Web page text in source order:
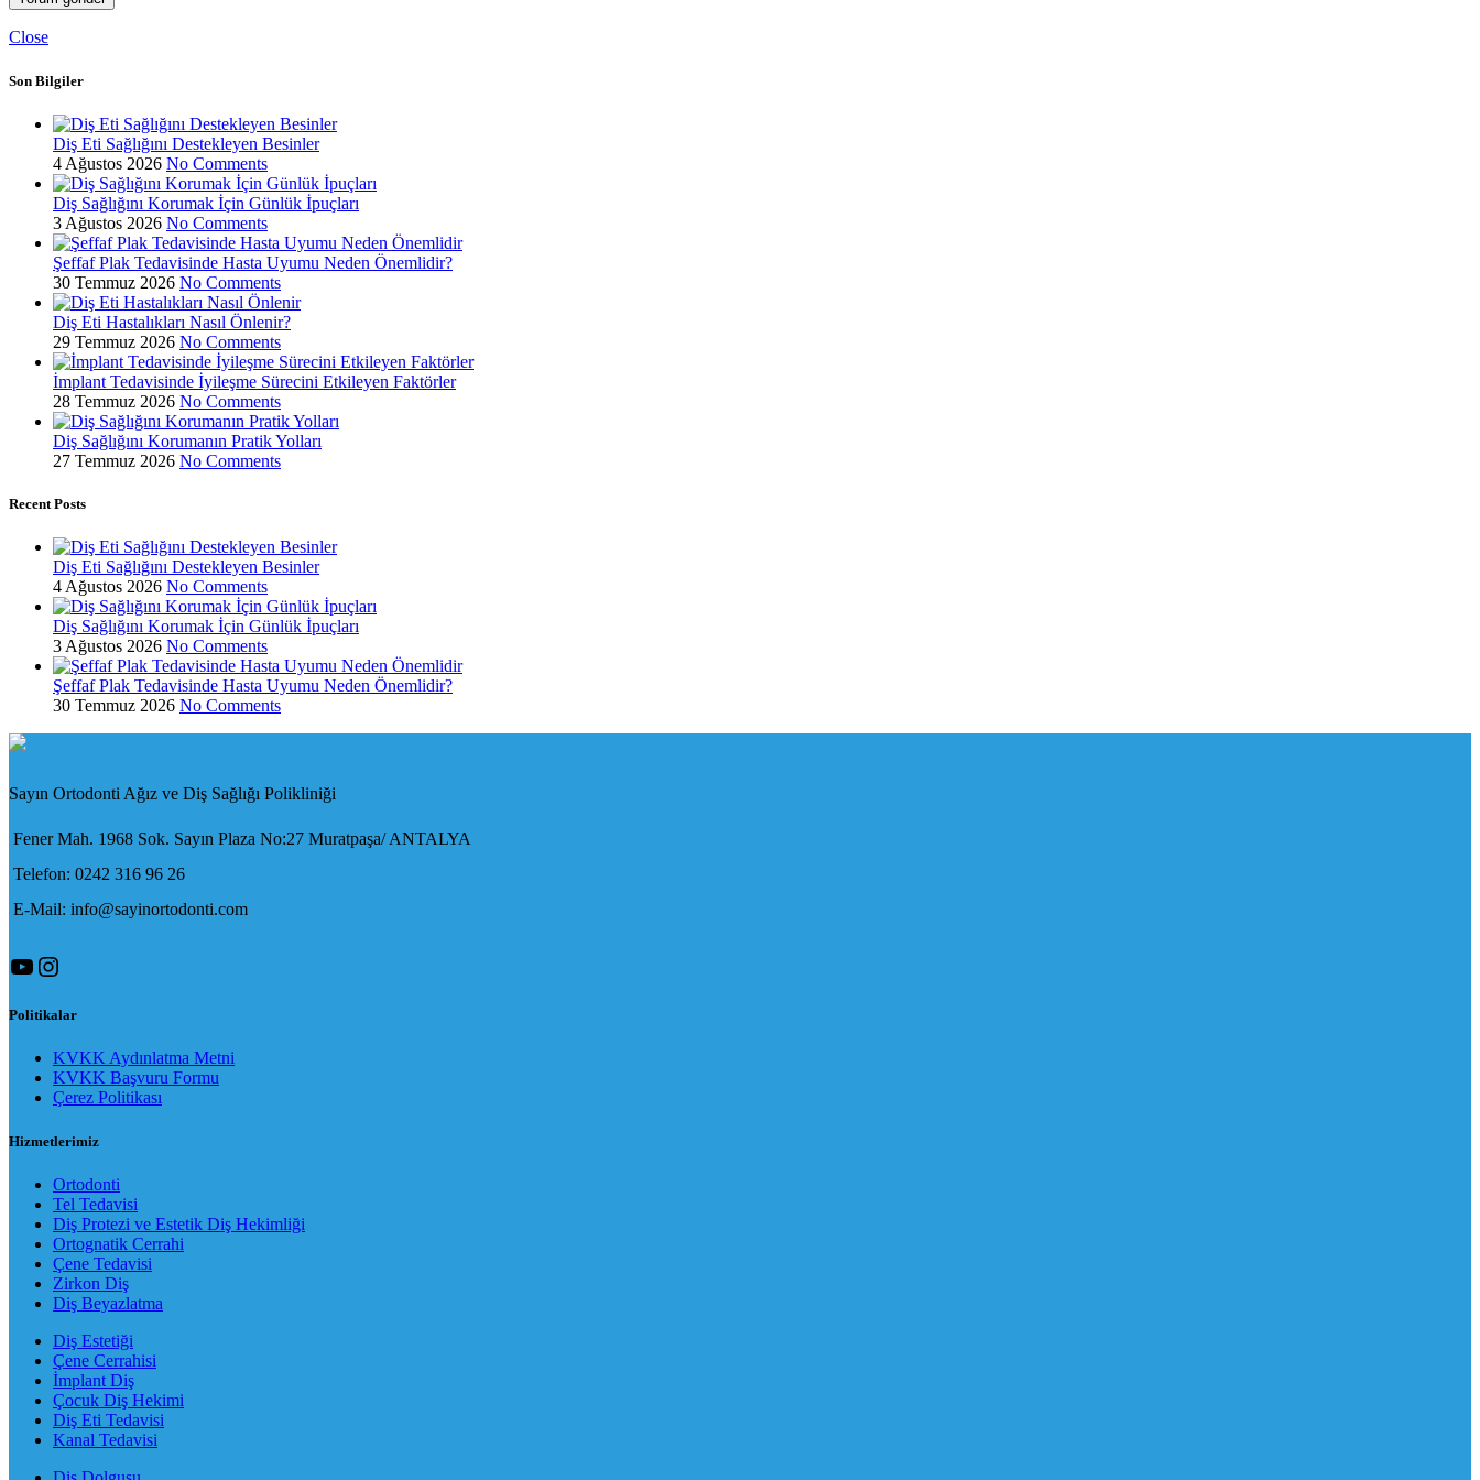
Close
Son Bilgiler
Diş Eti Sağlığını Destekleyen Besinler
4 Ağustos 2026 No Comments
Diş Sağlığını Korumak İçin Günlük İpuçları
3 Ağustos 2026 No Comments
Şeffaf Plak Tedavisinde Hasta Uyumu Neden Önemlidir?
30 Temmuz 2026 No Comments
Diş Eti Hastalıkları Nasıl Önlenir?
29 Temmuz 2026 No Comments
İmplant Tedavisinde İyileşme Sürecini Etkileyen Faktörler
28 Temmuz 2026 No Comments
Diş Sağlığını Korumanın Pratik Yolları
27 Temmuz 2026 No Comments
Recent Posts
Diş Eti Sağlığını Destekleyen Besinler
4 Ağustos 2026 No Comments
Diş Sağlığını Korumak İçin Günlük İpuçları
3 Ağustos 2026 No Comments
Şeffaf Plak Tedavisinde Hasta Uyumu Neden Önemlidir?
30 Temmuz 2026 No Comments
Sayın Ortodonti Ağız ve Diş Sağlığı Polikliniği
Fener Mah. 1968 Sok. Sayın Plaza No:27 Muratpaşa/ ANTALYA
Telefon: 0242 316 96 26
E-Mail: info@sayinortodonti.com
YouTube
Instagram
Politikalar
KVKK Aydınlatma Metni
KVKK Başvuru Formu
Çerez Politikası
Hizmetlerimiz
Ortodonti
Tel Tedavisi
Diş Protezi ve Estetik Diş Hekimliği
Ortognatik Cerrahi
Çene Tedavisi
Zirkon Diş
Diş Beyazlatma
Diş Estetiği
Çene Cerrahisi
İmplant Diş
Çocuk Diş Hekimi
Diş Eti Tedavisi
Kanal Tedavisi